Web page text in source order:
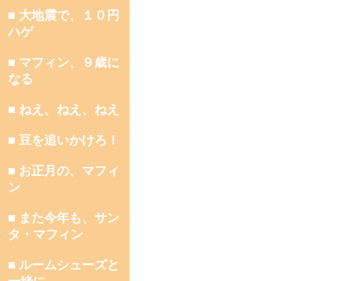
■ 大地震で、１０円
ハゲ
■ マフィン、９歳に
なる
■ ねえ、ねえ、ねえ
■ 豆を追いかけろ！
■ お正月の、マフィ
ン
■ また今年も、サン
タ・マフィン
■ ルームシューズと